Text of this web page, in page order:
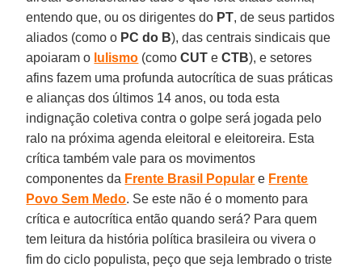
entendo que, ou os dirigentes do PT, de seus partidos
aliados (como o PC do B), das centrais sindicais que
apoiaram o lulismo (comoCUT eCTB), e setores
afins fazem uma profunda autocrítica de suas práticas
e alianças dos últimos 14 anos, ou toda esta
indignação coletiva contra o golpe será jogada pelo
ralo na próxima agenda eleitoral e eleitoreira. Esta
crítica também vale para os movimentos
componentes da Frente Brasil Popular e Frente
Povo Sem Medo. Se este não é o momento para
crítica e autocrítica então quando será? Para quem
tem leitura da história política brasileira ou vivera o
fim do ciclo populista, peço que seja lembrado o triste